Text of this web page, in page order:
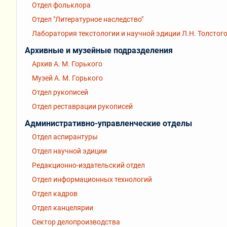
Отдел фольклора
Отдел "Литературное наследство"
Лаборатория текстологии и научной эдиции Л.Н. Толстого
Архивные и музейные подразделения
Архив А. М. Горького
Музей А. М. Горького
Отдел рукописей
Отдел реставрации рукописей
Административно-управленческие отделы
Отдел аспирантуры
Отдел научной эдиции
Редакционно-издательский отдел
Отдел информационных технологий
Отдел кадров
Отдел канцелярии
Сектор делопроизводства